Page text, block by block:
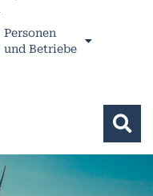
Personen
und Betriebe